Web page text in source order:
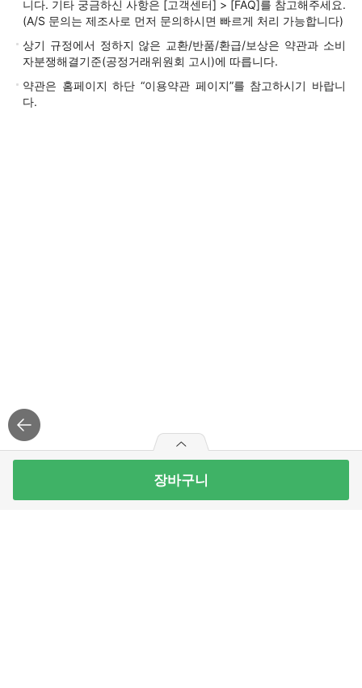
니다. 기타 궁금하신 사항은 [고객센터] > [FAQ]를 참고해주세요.
(A/S 문의는 제조사로 먼저 문의하시면 빠르게 처리 가능합니다)
상기 규정에서 정하지 않은 교환/반품/환급/보상은 약관과 소비
자분쟁해결기준(공정거래위원회 고시)에 따릅니다.
약관은 홈페이지 하단 “이용약관 페이지”를 참고하시기 바랍니
다.
장바구니